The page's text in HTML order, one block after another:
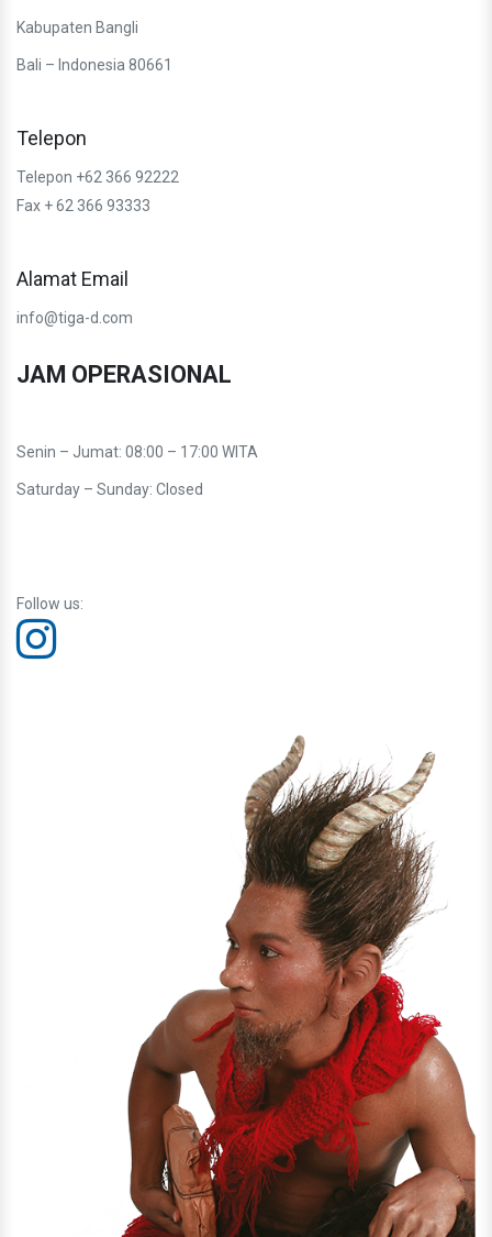
Kabupaten Bangli
Bali – Indonesia 80661
Telepon
Telepon +62 366 92222
Fax + 62 366 93333
Alamat Email
info@tiga-d.com
JAM OPERASIONAL
Senin – Jumat: 08:00 – 17:00 WITA
Saturday – Sunday: Closed
Follow us: